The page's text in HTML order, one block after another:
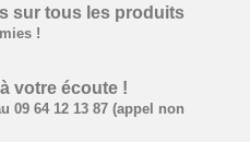
­sur tous les produits
!
votre écoute !
09 64 12 13 87 (appel non